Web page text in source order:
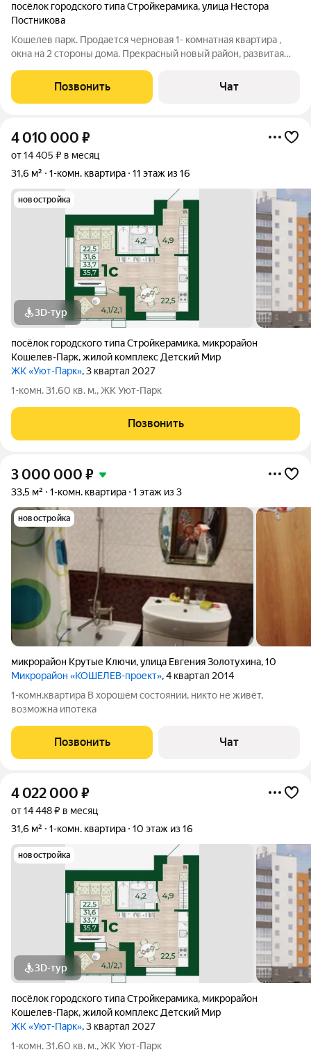
посёлок городского типа Стройкерамика,улица Нестора
Постникова
Кошелев парк. Продается черновая 1- комнатная квартира ,
окна на 2 стороны дома. Прекрасный новый район, развитая
Позвонить Чат
4 010 000 ₽
от 14 405 ₽ в месяц
31,6 м²
1-комн. квартира 11 этаж из 16
новостройка
3D-тур
посёлок городского типа Стройкерамика, микрорайон
Кошелев-Парк,жилой комплекс Детский Мир
ЖК «Уют-Парк», 3 квартал 2027
1-комн. 31.60 кв. м., ЖК Уют-Парк
Позвонить
3 000 000 ₽
33,5 м² 1-комн. квартира 1 этаж из 3
новостройка
микрорайон Крутые Ключи,улица Евгения Золотухина,10
Микрорайон «КОШЕЛЕВ-проект», 4 квартал 2014
1-комн.квартира В хорошем состоянии, никто не живёт,
возможна ипотека
Позвонить Чат
4 022 000 ₽
от 14 448 ₽ в месяц
31,6 м²
1-комн. квартира 10 этаж из 16
новостройка
3D-тур
посёлок городского типа Стройкерамика, микрорайон
Кошелев-Парк,жилой комплекс Детский Мир
ЖК «Уют-Парк», 3 квартал 2027
1-комн. 31.60 кв. м., ЖК Уют-Парк